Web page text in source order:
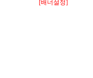
[배너설정]